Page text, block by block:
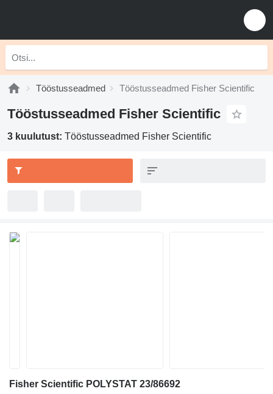
Tööstusseadmed Tööstusseadmed Fisher Scientific
Tööstusseadmed Fisher Scientific
3 kuulutust: Tööstusseadmed Fisher Scientific
Fisher Scientific POLYSTAT 23/86692